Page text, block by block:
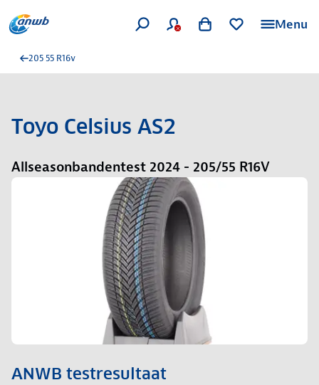
Menu
205 55 R16v
Toyo Celsius AS2
Allseasonbandentest 2024 - 205/55 R16V
ANWB testresultaat